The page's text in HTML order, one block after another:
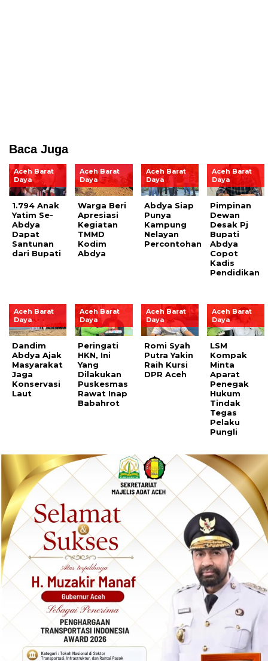
Baca Juga
Aceh Barat
Daya
1.794 Anak
Yatim Se-
Abdya
Dapat
Santunan
dari Bupati
Aceh Barat
Daya
Warga Beri
Apresiasi
Kegiatan
TMMD
Kodim
Abdya
Aceh Barat
Daya
Abdya Siap
Punya
Kampung
Nelayan
Percontohan
Aceh Barat
Daya
Pimpinan
Dewan
Desak Pj
Bupati
Abdya
Copot
Kadis
Pendidikan
Aceh Barat
Daya
Dandim
Abdya Ajak
Masyarakat
Jaga
Konservasi
Laut
Aceh Barat
Daya
Peringati
HKN, Ini
Yang
Dilakukan
Puskesmas
Rawat Inap
Babahrot
Aceh Barat
Daya
Romi Syah
Putra Yakin
Raih Kursi
DPR Aceh
Aceh Barat
Daya
LSM
Kompak
Minta
Aparat
Penegak
Hukum
Tindak
Tegas
Pelaku
Pungli